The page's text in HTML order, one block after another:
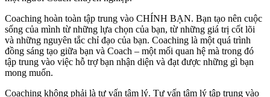
Coaching hoàn toàn tập trung vào CHÍNH BẠN. Bạn tạo nên cuộc
sống của mình từ những lựa chọn của bạn, từ những giá trị cốt lõi
và những nguyên tắc chỉ đạo của bạn. Coaching là một quá trình
đồng sáng tạo giữa bạn và Coach – một mối quan hệ mà trong đó
tập trung vào việc hỗ trợ bạn nhận diện và đạt được những gì bạn
mong muốn.
Coaching không phải là tư vấn tâm lý. Tư vấn tâm lý tập trung vào